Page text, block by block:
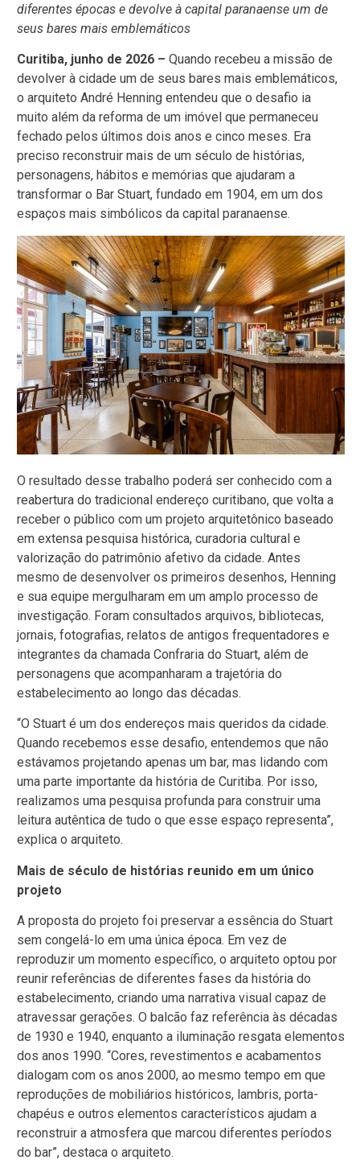
diferentes épocas e devolve à capital paranaense um de
seus bares mais emblemáticos
Curitiba, junho de 2026 – Quando recebeu a missão de
devolver à cidade um de seus bares mais emblemáticos,
o arquiteto André Henning entendeu que o desafio ia
muito além da reforma de um imóvel que permaneceu
fechado pelos últimos dois anos e cinco meses. Era
preciso reconstruir mais de um século de histórias,
personagens, hábitos e memórias que ajudaram a
transformar o Bar Stuart, fundado em 1904, em um dos
espaços mais simbólicos da capital paranaense.
O resultado desse trabalho poderá ser conhecido com a
reabertura do tradicional endereço curitibano, que volta a
receber o público com um projeto arquitetônico baseado
em extensa pesquisa histórica, curadoria cultural e
valorização do patrimônio afetivo da cidade. Antes
mesmo de desenvolver os primeiros desenhos, Henning
e sua equipe mergulharam em um amplo processo de
investigação. Foram consultados arquivos, bibliotecas,
jornais, fotografias, relatos de antigos frequentadores e
integrantes da chamada Confraria do Stuart, além de
personagens que acompanharam a trajetória do
estabelecimento ao longo das décadas.
“O Stuart é um dos endereços mais queridos da cidade.
Quando recebemos esse desafio, entendemos que não
estávamos projetando apenas um bar, mas lidando com
uma parte importante da história de Curitiba. Por isso,
realizamos uma pesquisa profunda para construir uma
leitura autêntica de tudo o que esse espaço representa”,
explica o arquiteto.
Mais de século de histórias reunido em um único
projeto
A proposta do projeto foi preservar a essência do Stuart
sem congelá-lo em uma única época. Em vez de
reproduzir um momento específico, o arquiteto optou por
reunir referências de diferentes fases da história do
estabelecimento, criando uma narrativa visual capaz de
atravessar gerações. O balcão faz referência às décadas
de 1930 e 1940, enquanto a iluminação resgata elementos
dos anos 1990. “Cores, revestimentos e acabamentos
dialogam com os anos 2000, ao mesmo tempo em que
reproduções de mobiliários históricos, lambris, porta-
chapéus e outros elementos característicos ajudam a
reconstruir a atmosfera que marcou diferentes períodos
do bar”, destaca o arquiteto.